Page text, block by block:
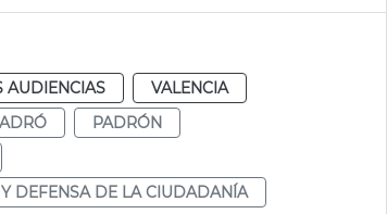
AUDIENCIAS
VALENCIA
PADRÓN
DEFENSA DE LA CIUDADANÍA